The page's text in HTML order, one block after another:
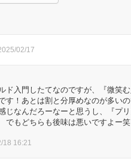
02/17
ド入門したてなのですが、『微笑
す！あとは割と分厚めなのが多い
じなんだろーなーと思うし、『プ
もどちらも後味は悪いですよー笑
18 16:21